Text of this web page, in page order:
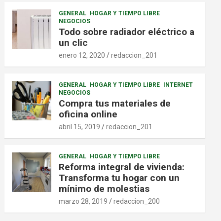
GENERAL
HOGAR Y TIEMPO LIBRE
NEGOCIOS
Todo sobre radiador eléctrico a
un clic
enero 12, 2020 redaccion_201
GENERAL HOGAR Y TIEMPO LIBRE
INTERNET
NEGOCIOS
Compra tus materiales de
oficina online
abril 15, 2019 redaccion_201
GENERAL HOGAR Y TIEMPO LIBRE
Reforma integral de vivienda:
Transforma tu hogar con un
mínimo de molestias
marzo 28, 2019 redaccion_200